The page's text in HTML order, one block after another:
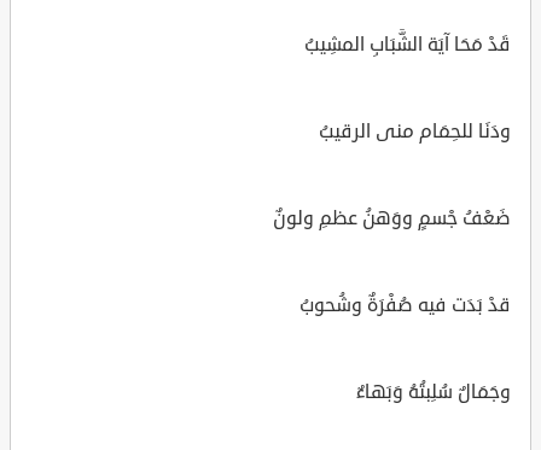
قَدْ مَحَا آيَة الشَّبَابِ المشِيبُ
ودَنَا للحِمَام منى الرقيبُ
ضَعْفُ جْسمٍ ووَهنُ عظمِ ولونٌ
قدْ بَدَت فيه صُفْرَةٌ وشُحوبُ
وجَمَالٌ سُلِبتُهُ وَبَهاءٌ